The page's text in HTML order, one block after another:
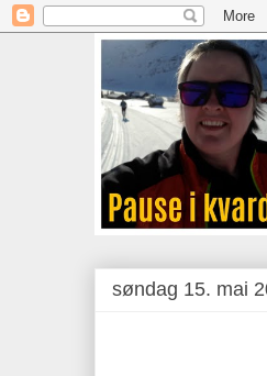
søndag 15. mai